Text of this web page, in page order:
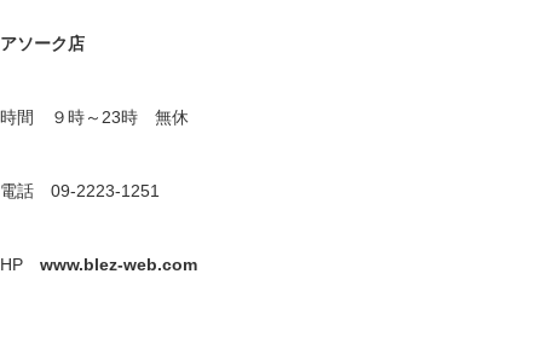
アソーク店
時間 ９時～23時 無休
電話 09-2223-1251
HP www.blez-web.com